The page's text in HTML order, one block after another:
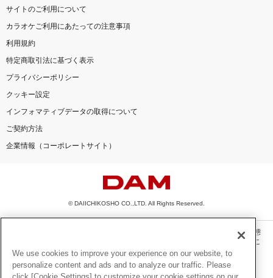
サイトのご利用について
カラオケご利用にあたっての注意事項
利用規約
特定商取引法に基づく表示
プライバシーポリシー
クッキー設定
インフォマティブデータの取得について
ご契約方法
企業情報（コーポレートサイト）
© DAIICHIKOSHO CO.,LTD. All Rights Reserved.
このサイトに掲載されている一切の文章・画像・写真・動画・音声等を、手段や形態
を問わず、著作権法の定める範囲を超えて無断で複製、転載、ファイル化などするこ
とを禁じます。
楽曲及びコンテンツは、機種によりご利用いただけない場合があります。
We use cookies to improve your experience on our website, to
personalize content and ads and to analyze our traffic. Please